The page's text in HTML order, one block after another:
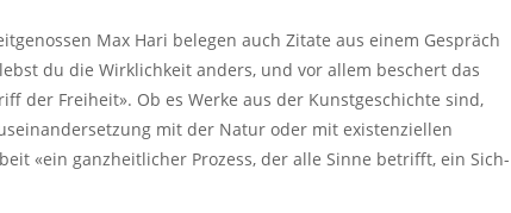
Max Hari belegen auch Zitate aus einem Gespräch
du die Wirklichkeit anders, und vor allem beschert das
der Freiheit». Ob es Werke aus der Kunstgeschichte sind,
mit der Natur oder mit existenziellen
«ein ganzheitlicher Prozess, der alle Sinne betrifft, ein Sich-